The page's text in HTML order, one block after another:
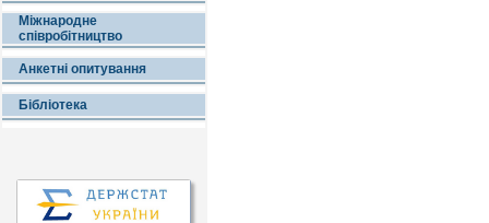
Міжнародне
співробітництво
Анкетні опитування
Бібліотека